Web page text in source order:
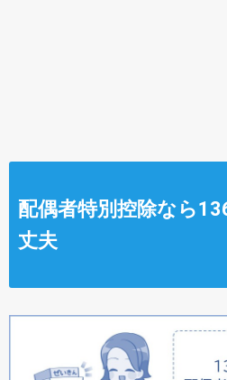
配偶者特別控除なら
丈夫